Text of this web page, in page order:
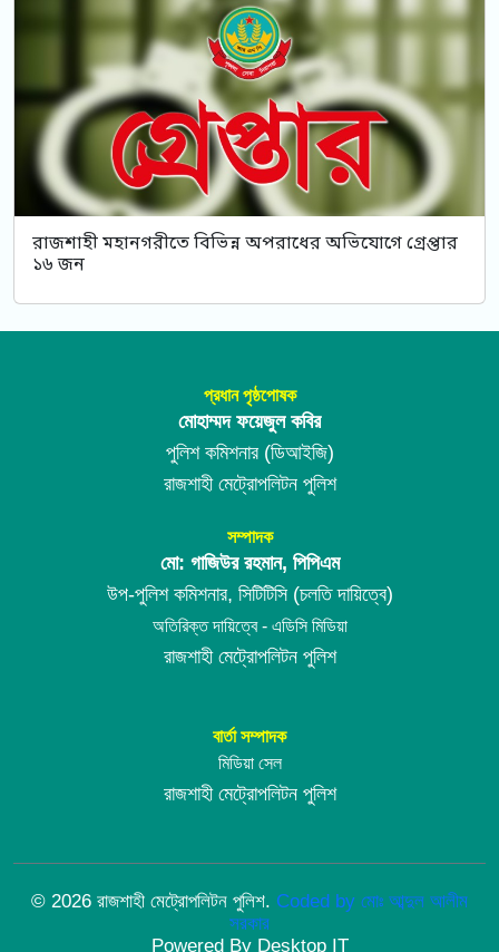
রাজশাহী মহানগরীতে বিভিন্ন অপরাধের অভিযোগে গ্রেপ্তার
১৬ জন
প্রধান পৃষ্ঠপোষক
মোহাম্মদ ফয়েজুল কবির
পুলিশ কমিশনার (ডিআইজি)
রাজশাহী মেট্রোপলিটন পুলিশ
সম্পাদক
মো: গাজিউর রহমান, পিপিএম
উপ-পুলিশ কমিশনার, সিটিটিসি (চলতি দায়িত্বে)
অতিরিক্ত দায়িত্বে - এডিসি মিডিয়া
রাজশাহী মেট্রোপলিটন পুলিশ
বার্তা সম্পাদক
মিডিয়া সেল
রাজশাহী মেট্রোপলিটন পুলিশ
© 2026 রাজশাহী মেট্রোপলিটন পুলিশ. Coded by মোঃ আব্দুল আলীম
সরকার
Powered By Desktop IT